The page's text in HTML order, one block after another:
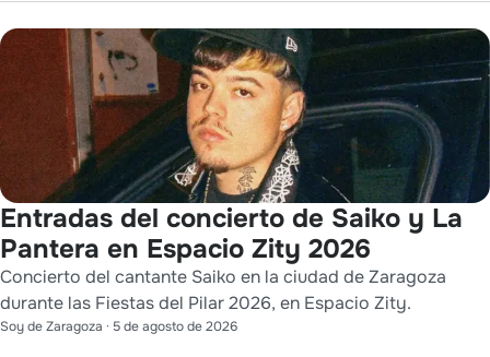
Entradas del concierto de Saiko y La
Pantera en Espacio Zity 2026
Concierto del cantante Saiko en la ciudad de Zaragoza
durante las Fiestas del Pilar 2026, en Espacio Zity.
Soy de Zaragoza · 5 de agosto de 2026